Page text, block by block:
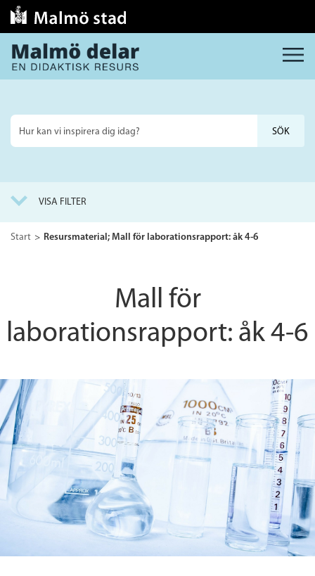
MENY
Sök
på
VISA FILTER
Start Resursmaterial; Mall för laborationsrapport: åk 4-6
Mall för
laborationsrapport: åk 4-6